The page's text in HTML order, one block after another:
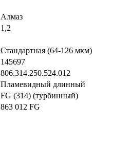
Алмаз
1,2
Стандартная (64-126 мкм)
145697
806.314.250.524.012
Пламевидный длинный
FG (314) (турбинный)
863 012 FG